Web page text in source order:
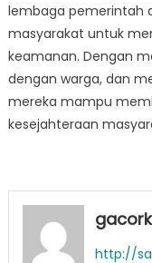
lembaga pemerintah
masyarakat untuk
keamanan. Dengan
dengan warga, dan
mereka mampu
kesejahteraan
http://